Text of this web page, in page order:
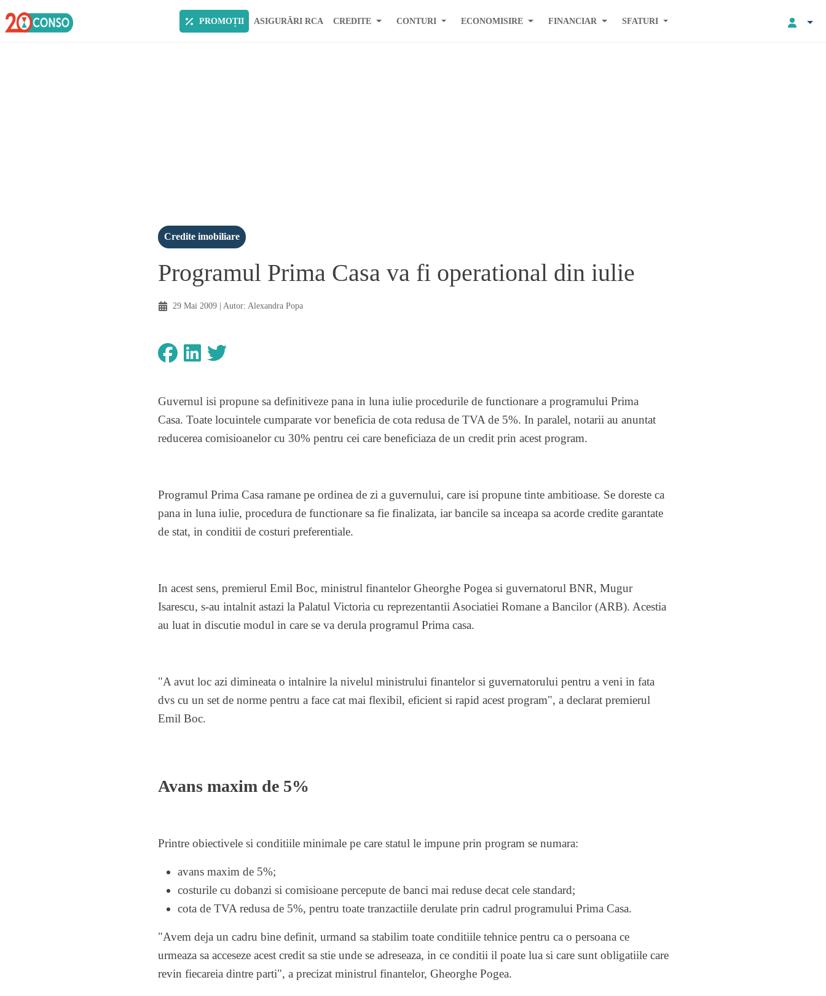
PROMOȚII ASIGURĂRI RCA CREDITE CONTURI ECONOMISIRE FINANCIAR SFATURI
Credite imobiliare
Programul Prima Casa va fi operational din iulie
29 Mai 2009| Autor: Alexandra Popa
Guvernul isi propune sa definitiveze pana in luna iulie procedurile de functionare a programului Prima
Casa. Toate locuintele cumparate vor beneficia de cota redusa de TVA de 5%. In paralel, notarii au anuntat
reducerea comisioanelor cu 30% pentru cei care beneficiaza de un credit prin acest program.
Programul Prima Casa ramane pe ordinea de zi a guvernului, care isi propune tinte ambitioase. Se doreste ca
pana in luna iulie, procedura de functionare sa fie finalizata, iar bancile sa inceapa sa acorde credite garantate
de stat, in conditii de costuri preferentiale.
In acest sens, premierul Emil Boc, ministrul finantelor Gheorghe Pogea si guvernatorul BNR, Mugur
Isarescu, s-au intalnit astazi la Palatul Victoria cu reprezentantii Asociatiei Romane a Bancilor (ARB). Acestia
au luat in discutie modul in care se va derula programul Prima casa.
"A avut loc azi dimineata o intalnire la nivelul ministrului finantelor si guvernatorului pentru a veni in fata
dvs cu un set de norme pentru a face cat mai flexibil, eficient si rapid acest program", a declarat premierul
Emil Boc.
Avans maxim de 5%
Printre obiectivele si conditiile minimale pe care statul le impune prin program se numara:
avans maxim de 5%;
costurile cu dobanzi si comisioane percepute de banci mai reduse decat cele standard;
cota de TVA redusa de 5%, pentru toate tranzactiile derulate prin cadrul programului Prima Casa.
"Avem deja un cadru bine definit, urmand sa stabilim toate conditiile tehnice pentru ca o persoana ce
urmeaza sa acceseze acest credit sa stie unde se adreseaza, in ce conditii il poate lua si care sunt obligatiile care
revin fiecareia dintre parti", a precizat ministrul finantelor, Gheorghe Pogea.